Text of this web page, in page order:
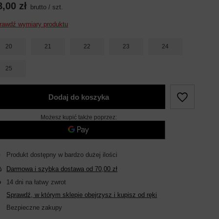
zł brutto /szt.
wymiary produktu
20 21 22 23 24
25
Dodaj do koszyka
Możesz kupić także poprzez:
Produkt dostępny w bardzo dużej ilości
Darmowa i szybka dostawa od70,00 zł
14 dni na łatwy zwrot
Sprawdź, w którym sklepie obejrzysz i kupisz od ręki
Bezpieczne zakupy